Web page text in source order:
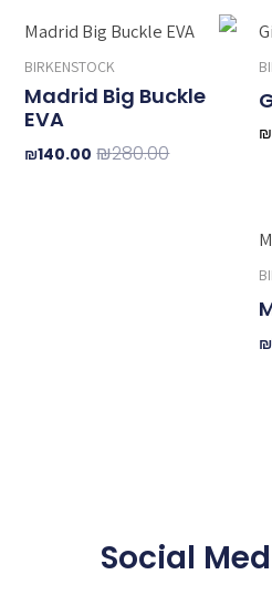
₪
BIRKENSTOCK
Madrid Big Buckle
EVA
₪280.00
המחיר
היה:
₪280.00.
₪140.00
₪
Social